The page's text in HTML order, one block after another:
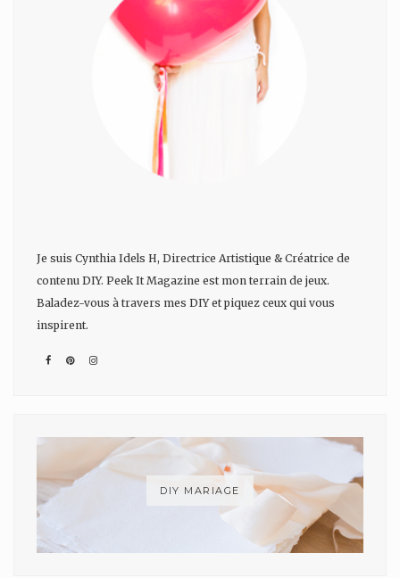
Je suis Cynthia Idels H, Directrice Artistique & Créatrice de
contenu DIY. Peek It Magazine est mon terrain de jeux.
Baladez-vous à travers mes DIY et piquez ceux qui vous
inspirent.
DIY MARIAGE